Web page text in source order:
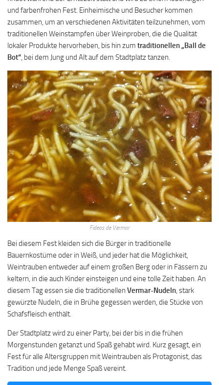
und farbenfrohen Fest. Einheimische und Besucher kommen
zusammen, um an verschiedenen Aktivitäten teilzunehmen, vom
traditionellen Weinstampfen über Weinproben, die die Qualität
lokaler Produkte hervorheben, bis hin zum traditionellen „Ball de
Bot“ , bei dem Jung und Alt auf dem Stadtplatz tanzen.
Fideos de Vermar
Bei diesem Fest kleiden sich die Bürger in traditionelle
Bauernkostüme oder in Weiß, und jeder hat die Möglichkeit,
Weintrauben entweder auf einem großen Berg oder in Fässern zu
keltern, in die auch Kinder einsteigen und eine tolle Zeit haben. An
diesem Tag essen sie die traditionellen Vermar-Nudeln , stark
gewürzte Nudeln, die in Brühe gegessen werden, die Stücke von
Schafsfleisch enthält.
Der Stadtplatz wird zu einer Party, bei der bis in die frühen
Morgenstunden getanzt und Spaß gehabt wird. Kurz gesagt, ein
Fest für alle Altersgruppen mit Weintrauben als Protagonist, das
Tradition und jede Menge Spaß vereint.